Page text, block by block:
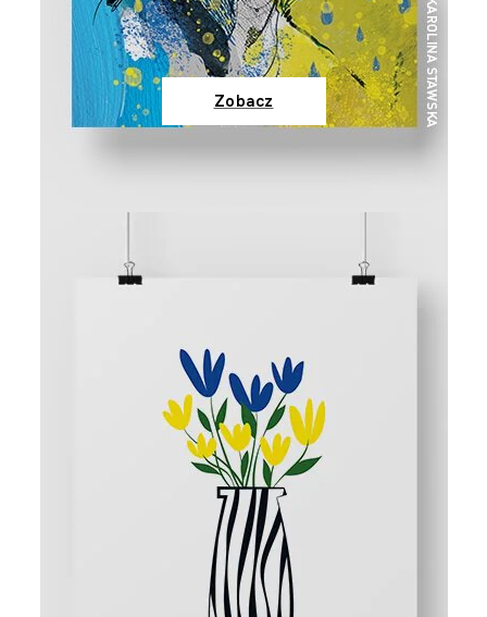
Zobacz